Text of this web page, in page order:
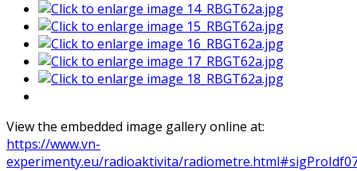
View the embedded image gallery online at:
https://www.vn-
experimenty.eu/radioaktivita/